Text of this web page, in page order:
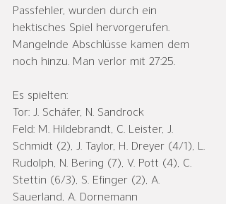
Passfehler, wurden durch ein
hektisches Spiel hervorgerufen.
Mangelnde Abschlüsse kamen dem
noch hinzu. Man verlor mit 27:25.
Es spielten:
Tor: J. Schäfer, N. Sandrock
Feld: M. Hildebrandt, C. Leister, J.
Schmidt (2), J. Taylor, H. Dreyer (4/1), L.
Rudolph, N. Bering (7), V. Pott (4), C.
Stettin (6/3), S. Efinger (2), A.
Sauerland, A. Dornemann